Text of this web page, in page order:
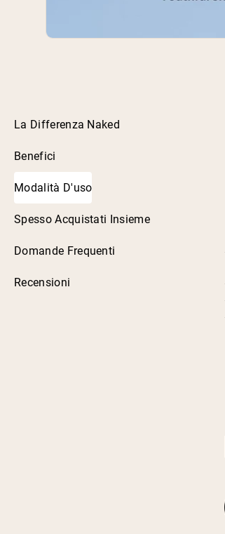
La Differenza Naked
Benefici
Modalità D'uso
Spesso Acquistati Insieme
Domande Frequenti
Recensioni